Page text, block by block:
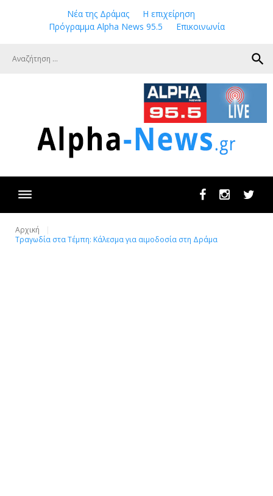
Νέα της Δράμας
Η επιχείρηση
Πρόγραμμα Alpha News 95.5
Επικοινωνία
search
FacebookInstagram
Αρχική
Τραγωδία στα Τέμπη: Κάλεσμα για αιμοδοσία στη Δράμα